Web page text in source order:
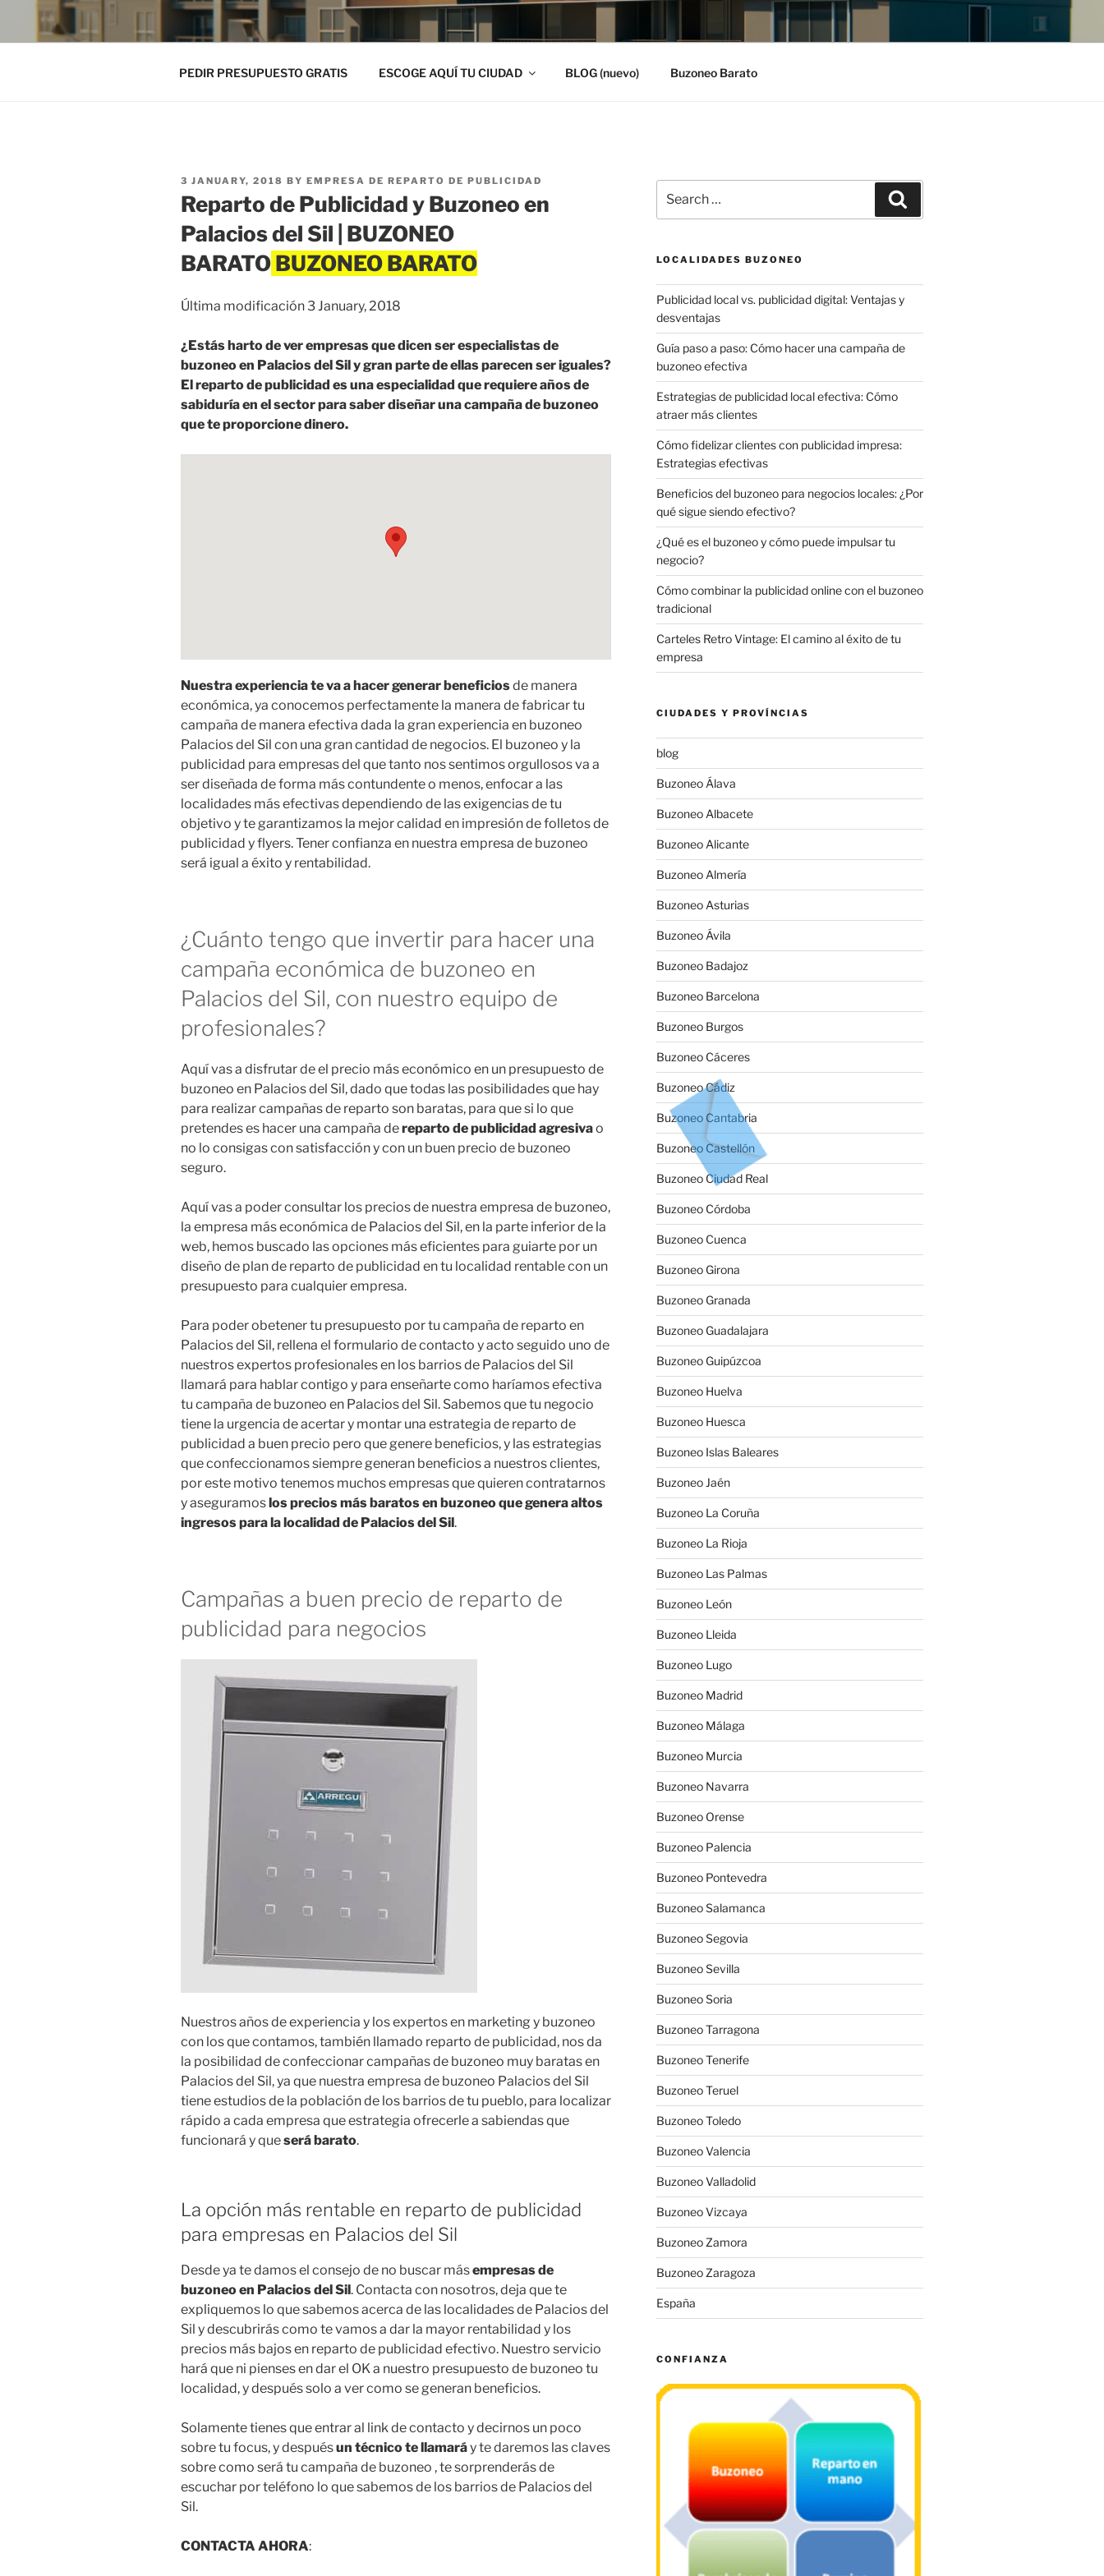
PEDIR PRESUPUESTO GRATIS ESCOGE AQUÍ TU CIUDAD BLOG (nuevo) Buzoneo Barato
POSTED
ON
3 JANUARY, 2018 BY EMPRESA DE REPARTO DE PUBLICIDAD
Reparto de Publicidad y Buzoneo en
Palacios del Sil | BUZONEO
BARATO
Última modificación 3 January, 2018
¿Estás harto de ver empresas que dicen ser especialistas de
buzoneo en Palacios del Sil y gran parte de ellas parecen ser iguales?
El reparto de publicidad es una especialidad que requiere años de
sabiduría en el sector para saber diseñar una campaña de buzoneo
que te proporcione dinero.
Nuestra experiencia te va a hacer generar beneficiosde manera
económica, ya conocemos perfectamente la manera de fabricar tu
campaña de manera efectiva dada la gran experiencia en buzoneo
Palacios del Sil con una gran cantidad de negocios. El buzoneo y la
publicidad para empresas del que tanto nos sentimos orgullosos va a
ser diseñada de forma más contundente o menos, enfocar a las
localidades más efectivas dependiendo de las exigencias de tu
objetivo y te garantizamos la mejor calidad en impresión de folletos de
publicidad y flyers. Tener confianza en nuestra empresa de buzoneo
será igual a éxito y rentabilidad.
¿Cuánto tengo que invertir para hacer una
campaña económica de buzoneo en
Palacios del Sil, con nuestro equipo de
profesionales?
Aquí vas a disfrutar de el precio más económico en un presupuesto de
buzoneo en Palacios del Sil, dado que todas las posibilidades que hay
para realizar campañas de reparto son baratas, para que si lo que
pretendes es hacer una campaña dereparto de publicidad agresivao
no lo consigas con satisfacción y con un buen precio de buzoneo
seguro.
Aquí vas a poder consultar los precios de nuestra empresa de buzoneo,
la empresa más económica de Palacios del Sil, en la parte inferior de la
web, hemos buscado las opciones más eficientes para guiarte por un
diseño de plan de reparto de publicidad en tu localidad rentable con un
presupuesto para cualquier empresa.
Para poder obetener tu presupuesto por tu campaña de reparto en
Palacios del Sil, rellena el formulario de contacto y acto seguido uno de
nuestros expertos profesionales en los barrios de Palacios del Sil
llamará para hablar contigo y para enseñarte como haríamos efectiva
tu campaña de buzoneo en Palacios del Sil. Sabemos que tu negocio
tiene la urgencia de acertar y montar una estrategia de reparto de
publicidad a buen precio pero que genere beneficios, y las estrategias
que confeccionamos siempre generan beneficios a nuestros clientes,
por este motivo tenemos muchos empresas que quieren contratarnos
y aseguramoslos precios más baratos en buzoneo que genera altos
ingresos para la localidad de Palacios del Sil.
Campañas a buen precio de reparto de
publicidad para negocios
Nuestros años de experiencia y los expertos en marketing y buzoneo
con los que contamos, también llamado reparto de publicidad, nos da
la posibilidad de confeccionar campañas de buzoneo muy baratas en
Palacios del Sil, ya que nuestra empresa de buzoneo Palacios del Sil
tiene estudios de la población de los barrios de tu pueblo, para localizar
rápido a cada empresa que estrategia ofrecerle a sabiendas que
funcionará y queserá barato.
La opción más rentable en reparto de publicidad
para empresas en Palacios del Sil
Desde ya te damos el consejo de no buscar másempresas de
buzoneo en Palacios del Sil. Contacta con nosotros, deja que te
expliquemos lo que sabemos acerca de las localidades de Palacios del
Sil y descubrirás como te vamos a dar la mayor rentabilidad y los
precios más bajos en reparto de publicidad efectivo. Nuestro servicio
hará que ni pienses en dar el OK a nuestro presupuesto de buzoneo tu
localidad, y después solo a ver como se generan beneficios.
Solamente tienes que entrar al link de contacto y decirnos un poco
sobre tu focus, y despuésun técnico te llamaráy te daremos las claves
sobre como será tu campaña de buzoneo , te sorprenderás de
escuchar por teléfono lo que sabemos de los barrios de Palacios del
Sil.
CONTACTA AHORA:
for:
LOCALIDADES BUZONEO
Publicidad local vs. publicidad digital: Ventajas y
desventajas
Guía paso a paso: Cómo hacer una campaña de
buzoneo efectiva
Estrategias de publicidad local efectiva: Cómo
atraer más clientes
Cómo fidelizar clientes con publicidad impresa:
Estrategias efectivas
Beneficios del buzoneo para negocios locales: ¿Por
qué sigue siendo efectivo?
¿Qué es el buzoneo y cómo puede impulsar tu
negocio?
Cómo combinar la publicidad online con el buzoneo
tradicional
Carteles Retro Vintage: El camino al éxito de tu
empresa
CIUDADES Y PROVÍNCIAS
blog
Buzoneo Álava
Buzoneo Albacete
Buzoneo Alicante
Buzoneo Almería
Buzoneo Asturias
Buzoneo Ávila
Buzoneo Badajoz
Buzoneo Barcelona
Buzoneo Burgos
Buzoneo Cáceres
Buzoneo Cádiz
Buzoneo Cantabria
Buzoneo Castellón
Buzoneo Ciudad Real
Buzoneo Córdoba
Buzoneo Cuenca
Buzoneo Girona
Buzoneo Granada
Buzoneo Guadalajara
Buzoneo Guipúzcoa
Buzoneo Huelva
Buzoneo Huesca
Buzoneo Islas Baleares
Buzoneo Jaén
Buzoneo La Coruña
Buzoneo La Rioja
Buzoneo Las Palmas
Buzoneo León
Buzoneo Lleida
Buzoneo Lugo
Buzoneo Madrid
Buzoneo Málaga
Buzoneo Murcia
Buzoneo Navarra
Buzoneo Orense
Buzoneo Palencia
Buzoneo Pontevedra
Buzoneo Salamanca
Buzoneo Segovia
Buzoneo Sevilla
Buzoneo Soria
Buzoneo Tarragona
Buzoneo Tenerife
Buzoneo Teruel
Buzoneo Toledo
Buzoneo Valencia
Buzoneo Valladolid
Buzoneo Vizcaya
Buzoneo Zamora
Buzoneo Zaragoza
España
CONFIANZA